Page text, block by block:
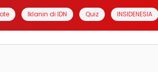
Iklanin di IDN Quiz INSIDENESIA